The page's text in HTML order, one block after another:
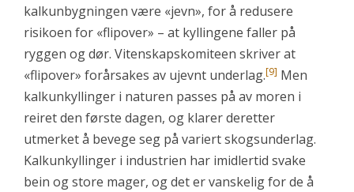
kalkunbygningen være «jevn», for å redusere
risikoen for «flipover» – at kyllingene faller på
ryggen og dør. Vitenskapskomiteen skriver at
«flipover» forårsakes av ujevnt underlag.[9] Men
kalkunkyllinger i naturen passes på av moren i
reiret den første dagen, og klarer deretter
utmerket å bevege seg på variert skogsunderlag.
Kalkunkyllinger i industrien har imidlertid svake
bein og store mager, og det er vanskelig for de å